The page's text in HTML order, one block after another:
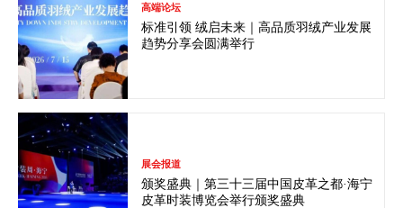
高端论坛
标准引领 绒启未来｜高品质羽绒产业发展
趋势分享会圆满举行
展会报道
颁奖盛典｜第三十三届中国皮革之都·海宁
皮革时装博览会举行颁奖盛典